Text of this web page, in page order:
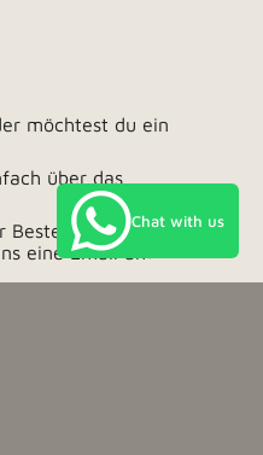
möchtest du ein
über das
Bestellung oder zu
eine Email an:
Chat with us